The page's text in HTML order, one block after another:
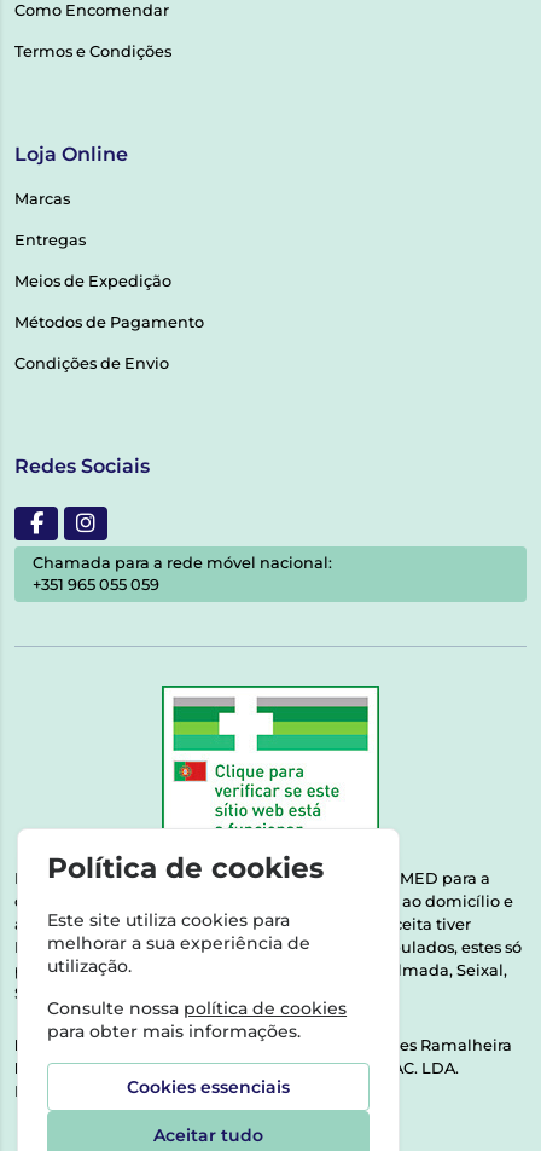
Como Encomendar
Termos e Condições
Loja Online
Marcas
Entregas
Meios de Expedição
Métodos de Pagamento
Condições de Envio
Redes Sociais
Chamada para a rede móvel nacional:
+351 965 055 059
Esta farmácia encontra-se autorizada pelo INFARMED para a
dispensa de medicamentos e produtos de saúde ao domicílio e
através da internet. Medicamentos | Se na sua receita tiver
MSRM, MNSRM, MSRMV ou Medicamentos Manipulados, estes só
podem ser entregues nos seguintes concelhos: Almada, Seixal,
Sesimbra, Oeiras e Lisboa.
Direção Técnica:
Dra. Raquel Alexandra Fernandes Ramalheira
NIPC:513064133 | ASPAS E NÚMEROS SOC. FARMAC. LDA.
Rua dos Castanheiros 5 AB Feijó2810-036 Almada
Política de cookies
Este site utiliza cookies para
melhorar a sua experiência de
utilização.
Consulte nossa política de cookies
para obter mais informações.
Cookies essenciais
Aceitar tudo